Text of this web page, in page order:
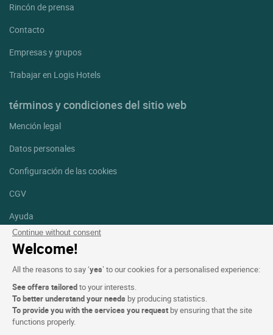
Continue without consent
Welcome!
All the reasons to say ‘yes’ to our cookies for a personalised experience:
See offers tailoredto your interests.
To better understand your needs by producing statistics.
To provide you with the services you request by ensuring that the site
functions properly.
Rincón de prensa
Contacto
Empresas y grupos
Trabajar en Logis Hotels
términos y condiciones del sitio web
Mención legal
Datos personales
Configuración de las cookies
CGV
Ayuda
Mapa del sitio
fotografías
Síguenos
Facebook
Instagram